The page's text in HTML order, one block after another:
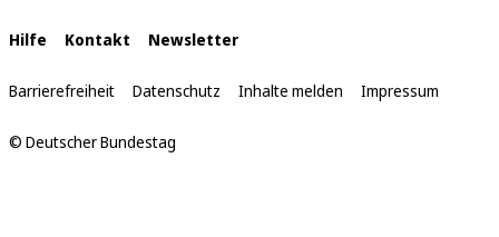
Interne
Links
Hilfe Kontakt Newsletter
Barrierefreiheit Datenschutz Inhalte melden Impressum
© Deutscher Bundestag